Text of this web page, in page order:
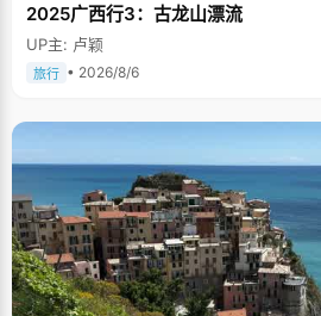
2025广西行3：古龙山漂流
UP主: 卢颖
旅行 • 2026/8/6